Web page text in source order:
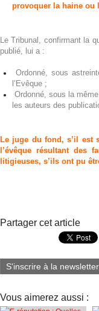
provoquer la haine ou
Le Tribunal, confirmant la
publié, lui a :
Ordonné, sous
l’Evêque ;
Ordonné, sous la
les auteurs des
Le juge du fond, s’il est
l’évêque résultant des
litigieuses, s’ils ont pu
Partager cet article
S'inscrire à la newsletter
Vous aimerez aussi :